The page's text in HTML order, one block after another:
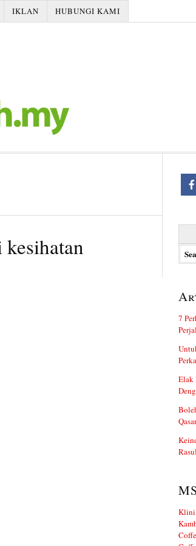
IKLAN HUBUNGI KAMI
7
Elak